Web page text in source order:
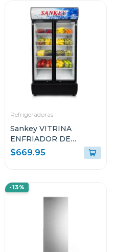
Refrigeradoras
Sankey VITRINA
ENFRIADOR DE
20CUFT RFD20N
$669.95
-13%